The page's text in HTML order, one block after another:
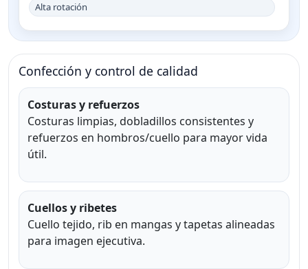
Alta rotación
Confección y control de calidad
Costuras y refuerzos
Costuras limpias, dobladillos consistentes y
refuerzos en hombros/cuello para mayor vida
útil.
Cuellos y ribetes
Cuello tejido, rib en mangas y tapetas alineadas
para imagen ejecutiva.